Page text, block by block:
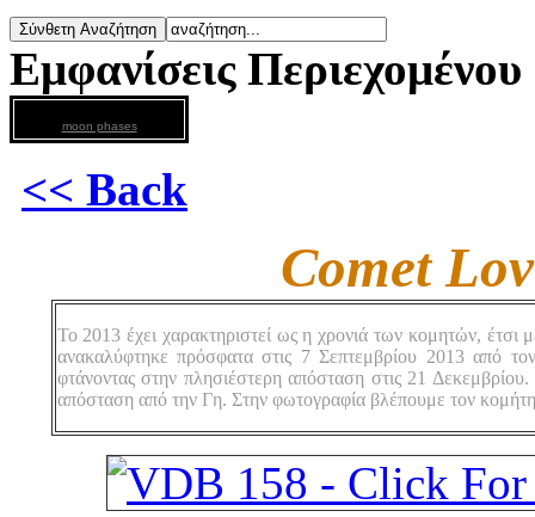
Εμφανίσεις Περιεχομένου
moon phases
<< Back
Comet
Το 2013 έχει χαρακτηριστεί ως η χρονιά των κομητών,
ανακαλύφτηκε πρόσφατα στις 7 Σεπτεμβρίου 2013 από
φτάνοντας στην πλησιέστερη απόσταση στις 21
απόσταση από την Γη. Στην φωτογραφία βλέπουμε τον